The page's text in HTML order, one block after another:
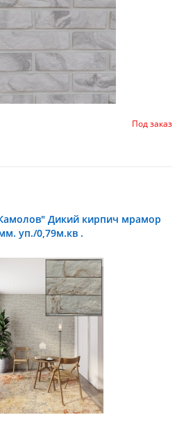
Под заказ
Дикий кирпич мрамор
уп./0,79м.кв .